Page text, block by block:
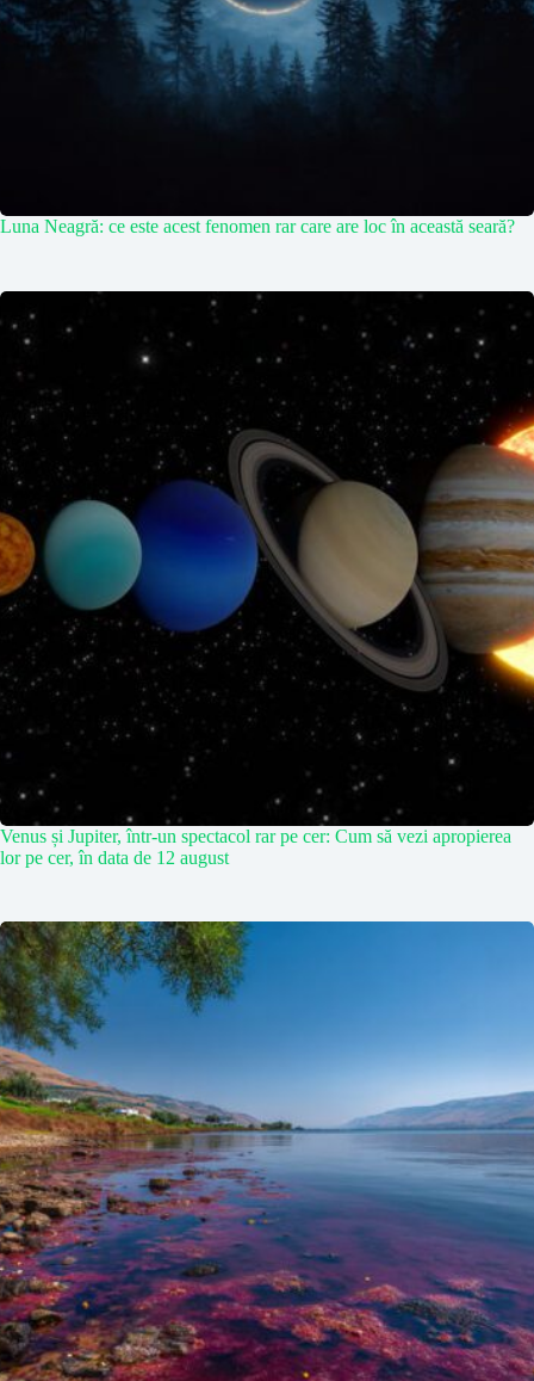
Luna Neagră: ce este acest fenomen rar care are loc în această seară?
Venus și Jupiter, într-un spectacol rar pe cer: Cum să vezi apropierea
lor pe cer, în data de 12 august